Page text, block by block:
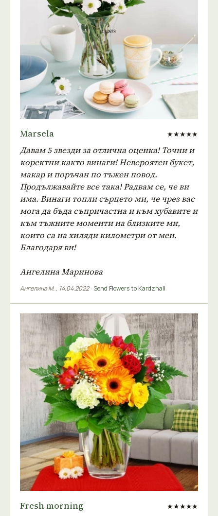
Marsela ★★★★★
Давам 5 звезди за отлична оценка! Точни и
коректни както винаги! Невероятен букет,
макар и поръчан по тъжен повод.
Продължавайте все така! Радвам се, че ви
има. Винаги топли сърцето ми, че чрез вас
мога да бъда съпричастна и към хубавите и
към тъжните моменти на близките ми,
които са на хиляди километри от мен.
Благодаря ви!
Ангелина Маринова
Ангелина М. , 14.04.2022· Send Flowers to Kardzhali
Fresh morning ★★★★★